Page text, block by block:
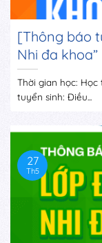
[Thông báo
Nhi đa
Thời gian học:
tuyển sinh: Điều...
27
Th5